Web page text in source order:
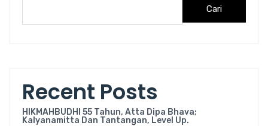
Cari
Recent Posts
HIKMAHBUDHI 55 Tahun, Atta Dipa Bhava;
Kalyanamitta Dan Tantangan, Level Up.